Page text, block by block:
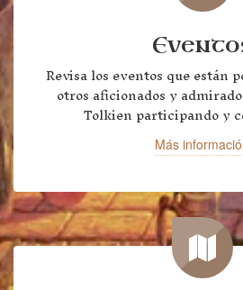
Revisa los eventos que están
otros aficionados y
Tolkien participando y
Más